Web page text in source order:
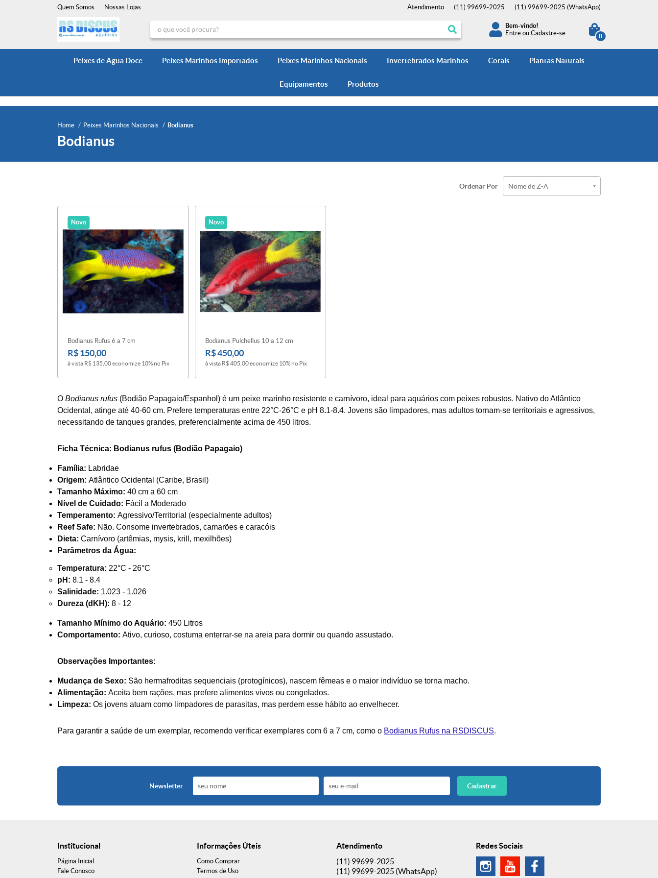
Quem Somos Nossas Lojas Atendimento (11) 99699-2025 (11) 99699-2025 (WhatsApp)
Bem-vindo!
Entre ouCadastre-se 0
Peixes de Água Doce Peixes Marinhos Importados Peixes Marinhos Nacionais Invertebrados Marinhos Corais Plantas Naturais
Equipamentos Produtos
Home Peixes Marinhos Nacionais Bodianus
Bodianus
Ordenar Por Nome de Z-A
Novo
Bodianus Rufus 6 a 7 cm
R$ 150,00
à vista R$ 135,00economize 10% no Pix
Novo
Bodianus Pulchellus 10 a 12 cm
R$ 450,00
à vista R$ 405,00economize 10% no Pix
O Bodianus rufus (Bodião Papagaio/Espanhol) é um peixe marinho resistente e carnívoro, ideal para aquários com peixes robustos. Nativo do Atlântico
Ocidental, atinge até 40-60 cm. Prefere temperaturas entre 22°C-26°C e pH 8.1-8.4. Jovens são limpadores, mas adultos tornam-se territoriais e agressivos,
necessitando de tanques grandes, preferencialmente acima de 450 litros.
Ficha Técnica: Bodianus rufus (Bodião Papagaio)
Família: Labridae
Origem: Atlântico Ocidental (Caribe, Brasil)
Tamanho Máximo: 40 cm a 60 cm
Nível de Cuidado: Fácil a Moderado
Temperamento: Agressivo/Territorial (especialmente adultos)
Reef Safe: Não. Consome invertebrados, camarões e caracóis
Dieta: Carnívoro (artêmias, mysis, krill, mexilhões)
Parâmetros da Água:
Temperatura: 22°C - 26°C
pH: 8.1 - 8.4
Salinidade: 1.023 - 1.026
Dureza (dKH): 8 - 12
Tamanho Mínimo do Aquário: 450 Litros
Comportamento: Ativo, curioso, costuma enterrar-se na areia para dormir ou quando assustado.
Observações Importantes:
Mudança de Sexo: São hermafroditas sequenciais (protogínicos), nascem fêmeas e o maior indivíduo se torna macho.
Alimentação: Aceita bem rações, mas prefere alimentos vivos ou congelados.
Limpeza: Os jovens atuam como limpadores de parasitas, mas perdem esse hábito ao envelhecer.
Para garantir a saúde de um exemplar, recomendo verificar exemplares com 6 a 7 cm, como o Bodianus Rufus na RSDISCUS.
Newsletter Cadastrar
Institucional
Página Inicial
Fale Conosco
Informações Úteis
Como Comprar
Termos de Uso
Atendimento
(11) 99699-2025
(11) 99699-2025 (WhatsApp)
Redes Sociais